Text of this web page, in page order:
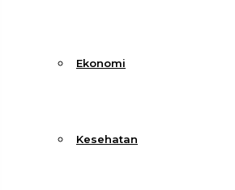
Ekonomi
Kesehatan